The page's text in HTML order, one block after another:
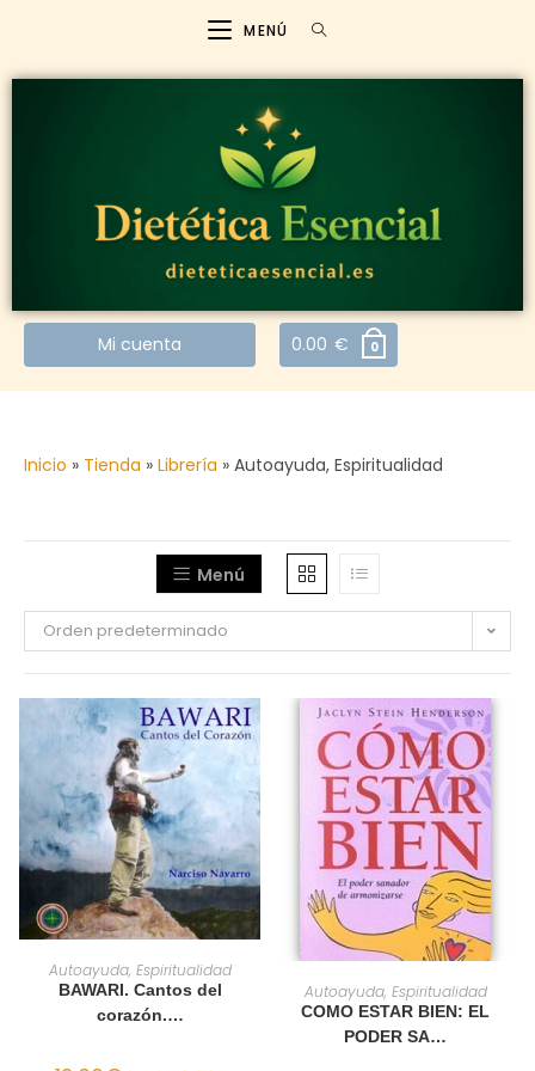
MENÚ
Mi cuenta 0.00 € 0
Inicio » Tienda » Librería » Autoayuda, Espiritualidad
Menú
Orden predeterminado
AÑADIR AL CARRITO
Autoayuda, Espiritualidad
BAWARI. Cantos del
corazón.…
AÑADIR AL CARRITO
Autoayuda, Espiritualidad
COMO ESTAR BIEN: EL
PODER SA…